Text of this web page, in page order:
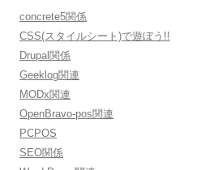
concrete5関係
CSS(スタイルシート)で遊ぼう!!
Drupal関係
Geeklog関連
MODx関連
OpenBravo-pos関連
PCPOS
SEO関係